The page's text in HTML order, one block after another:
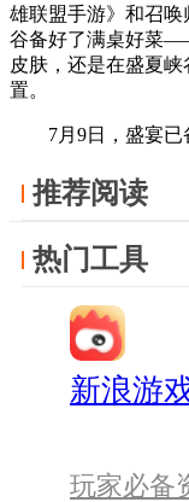
雄联盟手游》和召
谷备好了满桌好菜
皮肤，还是在盛夏
置。
7月9日，盛宴已备
推荐阅读
热门工具
新浪游
玩家必备